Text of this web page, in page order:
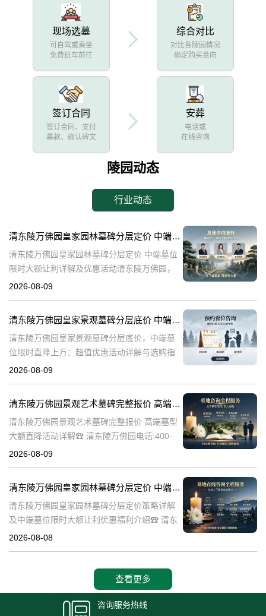
现场选墓
可自驾或乘坐
免费班车前往
综合对比
对比各陵园情况
确定购买意向
签订合同
签订合同、支付
墓款、确认碑文
安葬
电话或
在线咨询
陵园动态
行业动态
清东陵万佛园皇家园林墓碑分层定价 中端墓位限时大额让利详解及优惠活动
清东陵万佛园皇家园林墓碑分层定价 中端墓位
限时大额让利详解及优惠活动清东陵万佛园，
作为中国历史上著名的皇家陵园之一，承载着
2026-08-09
清东陵万佛园皇家景观墓碑分层底价 中端墓位限时直降上万：超值优惠活动详解与选购指南
清东陵万佛园皇家景观墓碑分层底价，中端墓
位限时直降上万：超值优惠活动详解与选购指
南☎ 清东陵万佛园电话:400-838-5063清东陵
2026-08-09
清东陵万佛园景观艺术墓碑完整报价 高端墓型大额直降活动详解
清东陵万佛园景观艺术墓碑完整报价 高端墓型
大额直降活动详解☎ 清东陵万佛园电话:400-
838-5063清东陵万佛园，作为中国著名的皇家
2026-08-09
清东陵万佛园皇家园林墓碑分层定价 中端墓位限时大额让利详解及优惠福利
清东陵万佛园皇家园林墓碑分层定价策略详解
及中端墓位限时大额让利优惠福利介绍☎ 清东
陵万佛园电话:400-838-5063清东陵万佛园，作
2026-08-08
查看更多
咨询服务热线